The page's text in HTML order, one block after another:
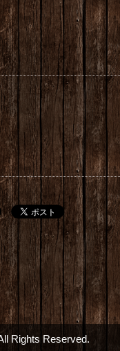
Rights Reserved.